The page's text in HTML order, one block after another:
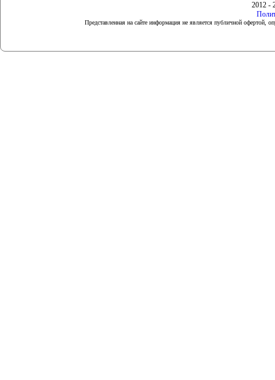
2012 -
Представленная на сайте информация не является публичной